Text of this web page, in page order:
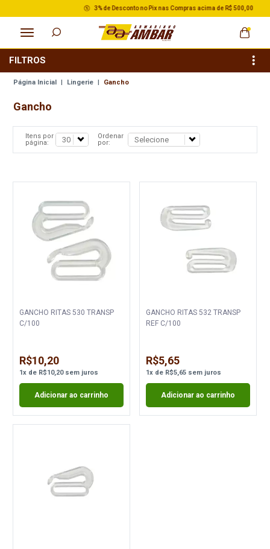
3% de Desconto no Pix nas Compras acima de R$ 500,00
Página Inicial | Lingerie | Gancho
FILTROS
Gancho
Itens por
página:
Ordenar
por:
GANCHO RITAS 530 TRANSP
C/100
R$10,20
1x de R$10,20sem juros
Adicionar ao carrinho
GANCHO RITAS 532 TRANSP
REF C/100
R$5,65
1xde R$5,65sem juros
Adicionar ao carrinho